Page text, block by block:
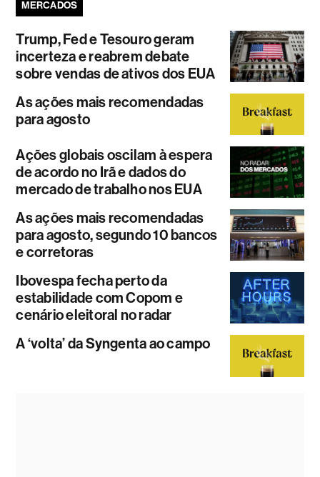
MERCADOS
Trump, Fed e Tesouro geram
incerteza e reabrem debate
sobre vendas de ativos dos EUA
As ações mais recomendadas
para agosto
Ações globais oscilam à espera
de acordo no Irã e dados do
mercado de trabalho nos EUA
As ações mais recomendadas
para agosto, segundo 10 bancos
e corretoras
Ibovespa fecha perto da
estabilidade com Copom e
cenário eleitoral no radar
A ‘volta’ da Syngenta ao campo